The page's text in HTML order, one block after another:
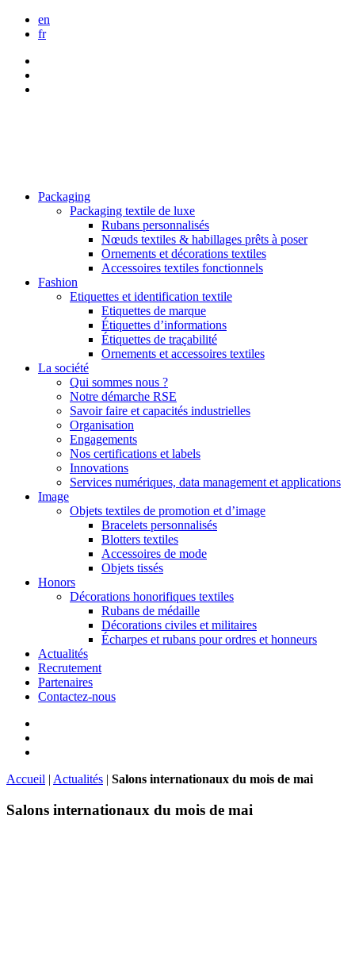
en
fr
Packaging
Packaging textile de luxe
Rubans personnalisés
Nœuds textiles & habillages prêts à poser
Ornements et décorations textiles
Accessoires textiles fonctionnels
Fashion
Etiquettes et identification textile
Etiquettes de marque
Étiquettes d’informations
Étiquettes de traçabilité
Ornements et accessoires textiles
La société
Qui sommes nous ?
Notre démarche RSE
Savoir faire et capacités industrielles
Organisation
Engagements
Nos certifications et labels
Innovations
Services numériques, data management et applications
Image
Objets textiles de promotion et d’image
Bracelets personnalisés
Blotters textiles
Accessoires de mode
Objets tissés
Honors
Décorations honorifiques textiles
Rubans de médaille
Décorations civiles et militaires
Écharpes et rubans pour ordres et honneurs
Actualités
Recrutement
Partenaires
Contactez-nous
Accueil | Actualités | Salons internationaux du mois de mai
Salons internationaux du mois de mai